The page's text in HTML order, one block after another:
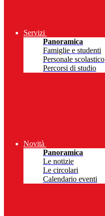
Servizi
Panoramica
Famiglie e studenti
Personale scolastico
Percorsi di studio
Novità
Panoramica
Le notizie
Le circolari
Calendario eventi